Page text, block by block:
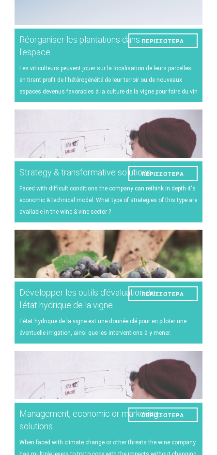
Réorganiser les plantations dans
l'espace
Les viticulteurs peuvent jouer sur la localisation de leurs parcelles
en tirant profit de l'hétérogénéité de leur terroir ou de nouveaux
espaces devenus favorables à la culture de la vigne pour faire du vin
ΠΕΡΙΣΣΌΤΕΡΑ
Strategy & transformative solutions
Faced with difficult conditions the company can rethink in depth it's
economic & technical model. What type of strategies of this type are
available in the wine & vine sector ?
ΠΕΡΙΣΣΌΤΕΡΑ
Développer les outils d'évaluation de
l'état hydrique de la vigne
L'état hydrique de la vigne est une donnée clé pour en piloter une
éventuelle irrigation, ainsi que les interventions à y mener.
ΠΕΡΙΣΣΌΤΕΡΑ
Management, economic or marketing
solutions
When faced with climate change or other threats the wine company
ΠΕΡΙΣΣΌΤΕΡΑ